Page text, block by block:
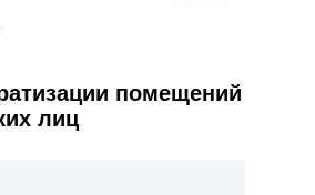
помещений
лиц